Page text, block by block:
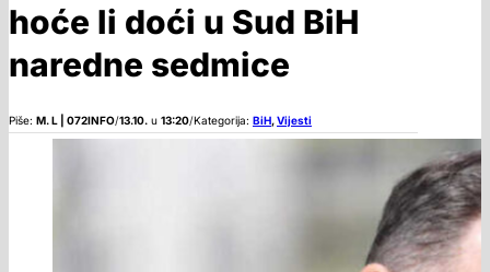
hoće li doći u Sud BiH
naredne sedmice
Piše: M. L | 072INFO/13.10. u 13:20/Kategorija: BiH,Vijesti